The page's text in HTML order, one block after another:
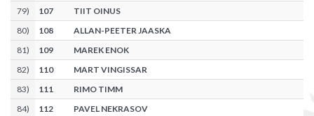
79) 107
TIIT OINUS
80) 108
ALLAN-PEETER JAASKA
81) 109
MAREK ENOK
82) 110
MART VINGISSAR
83) 111
RIMO TIMM
84) 112
PAVEL NEKRASOV